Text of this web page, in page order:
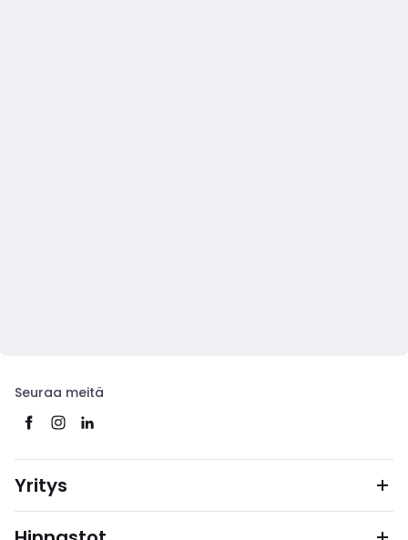
Seuraa meitä
Yritys